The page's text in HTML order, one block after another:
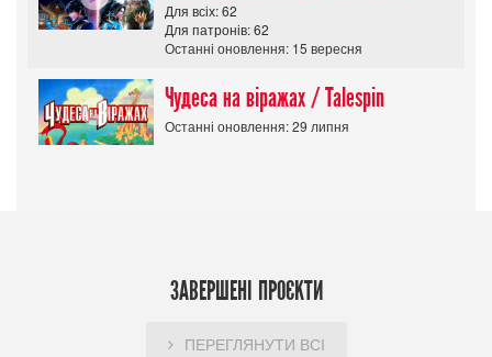
Для всіх: 62
Для патронів: 62
Останні оновлення: 15 вересня
Чудеса на віражах / Talespin
Останні оновлення: 29 липня
ЗАВЕРШЕНІ ПРОЄКТИ
ПЕРЕГЛЯНУТИ ВСІ